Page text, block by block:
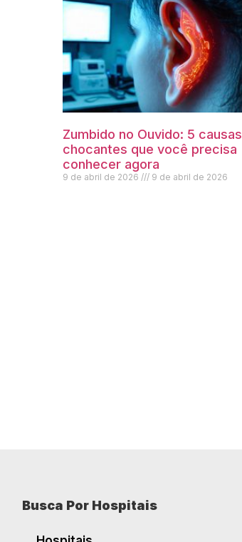
Zumbido no Ouvido: 5 causas
chocantes que você precisa
conhecer agora
9 de abril de 2026 9 de abril de 2026
Busca Por Hospitais